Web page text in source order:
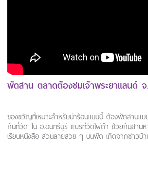
พัดสาน ตลาดต้องชมเจ้าพระยาแลนด์
ของขวัญที่เหมาะสำหรับน่าร้อนแบบนี้ ต้องพัดสานแ
กันที่วัด ใน อ.อินทร์บุรี เณรที่วัดไผ่ดำ ช่วยกันสานหา
เรียนหนังสือ ส่วนลายสวย ๆ บนพัด เกิดจากชาวบ้า